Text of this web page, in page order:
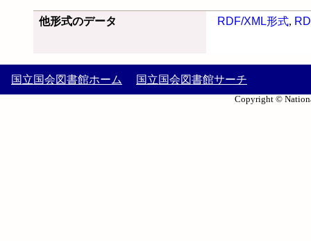
他形式のデータ RDF/XML形式,
国立国会図書館ホーム 国立国会図書館サーチ
Copyright ©